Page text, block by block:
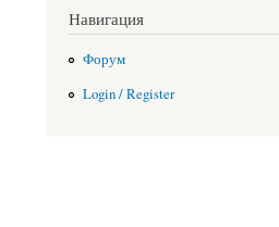
Навигация
Форум
Login / Register